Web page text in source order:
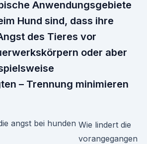
Anwendungsgebiete
Hund sind, dass ihre
des Tieres vor
oder aber
– Trennung minimieren
Wie lindert die
vorangegangen